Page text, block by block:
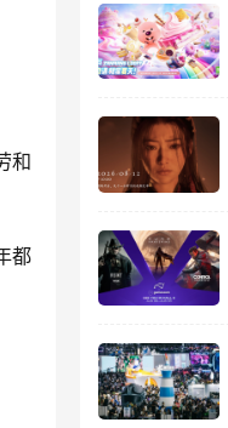
和
都